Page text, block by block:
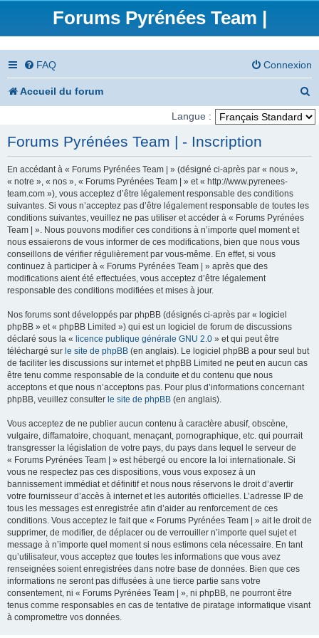
Forums Pyrénées Team |
FAQ Connexion
Accueil du forum
e
h
Langue :
Forums Pyrénées Team | - Inscription
En accédant à « Forums Pyrénées Team | » (désigné ci-après par « nous »,
« notre », « nos », « Forums Pyrénées Team | » et « http://www.pyrenees-
team.com »), vous acceptez d’être légalement responsable des conditions
suivantes. Si vous n’acceptez pas d’être légalement responsable de toutes les
conditions suivantes, veuillez ne pas utiliser et accéder à « Forums Pyrénées
Team | ». Nous pouvons modifier ces conditions à n’importe quel moment et
nous essaierons de vous informer de ces modifications, bien que nous vous
conseillons de vérifier régulièrement par vous-même. En effet, si vous
continuez à participer à « Forums Pyrénées Team | » après que des
modifications aient été effectuées, vous acceptez d’être légalement
responsable des conditions modifiées et mises à jour.
Nos forums sont développés par phpBB (désignés ci-après par « logiciel
phpBB » et « phpBB Limited ») qui est un logiciel de forum de discussions
déclaré sous la « licence publique générale GNU 2.0 » et qui peut être
téléchargé sur le site de phpBB (en anglais). Le logiciel phpBB a pour seul but
de faciliter les discussions sur internet et phpBB Limited ne peut en aucun cas
être tenu comme responsable de la conduite et du contenu que nous
acceptons et que nous n’acceptons pas. Pour plus d’informations concernant
phpBB, veuillez consulter le site de phpBB (en anglais).
Vous acceptez de ne publier aucun contenu à caractère abusif, obscène,
vulgaire, diffamatoire, choquant, menaçant, pornographique, etc. qui pourrait
transgresser la législation de votre pays, du pays dans lequel le serveur de
« Forums Pyrénées Team | » est hébergé ou encore la loi internationale. Si
vous ne respectez pas ces dispositions, vous vous exposez à un
bannissement immédiat et définitif et nous nous réservons le droit d’avertir
votre fournisseur d’accès à internet et les autorités officielles. L’adresse IP de
tous les messages est enregistrée afin d’aider au renforcement de ces
conditions. Vous acceptez le fait que « Forums Pyrénées Team | » ait le droit de
supprimer, de modifier, de déplacer ou de verrouiller n’importe quel sujet et
message à n’importe quel moment si nous estimons cela nécessaire. En tant
qu’utilisateur, vous acceptez que toutes les informations que vous avez
renseignées soient enregistrées dans notre base de données. Bien que ces
informations ne seront pas diffusées à une tierce partie sans votre
consentement, ni « Forums Pyrénées Team | », ni phpBB, ne pourront être
tenus comme responsables en cas de tentative de piratage informatique visant
à compromettre vos données.